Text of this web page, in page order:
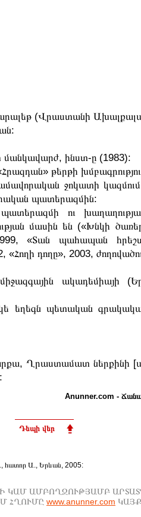
(Վրաստանի
ինստ-ը (1983):
թերթի
ջոկատի
պատերազմին:
ու
մասին են («Խնկի
«Տան պահապան
«Հողի դողը», 2003,
ակադեմիայի
եղեգն պետական
Ղրաստամատ ներքինի
Anunner.com -
Դեպի վեր
հատոր Ա., Երևան, 2005:
ԿԱՄ ԱՄԲՈՂՋՈՒԹՅԱՄԲ
ՀՂՈՒՄԸ www.anunner.com